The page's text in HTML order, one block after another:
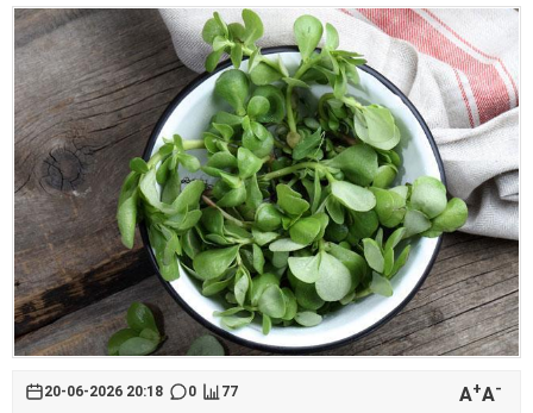
20-06-2026 20:18 0 77 A+A-